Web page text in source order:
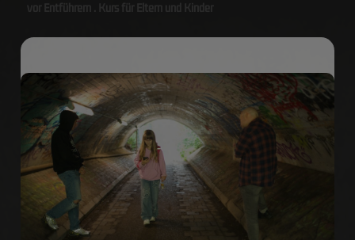
vor Entführern . Kurs für Eltern und Kinder